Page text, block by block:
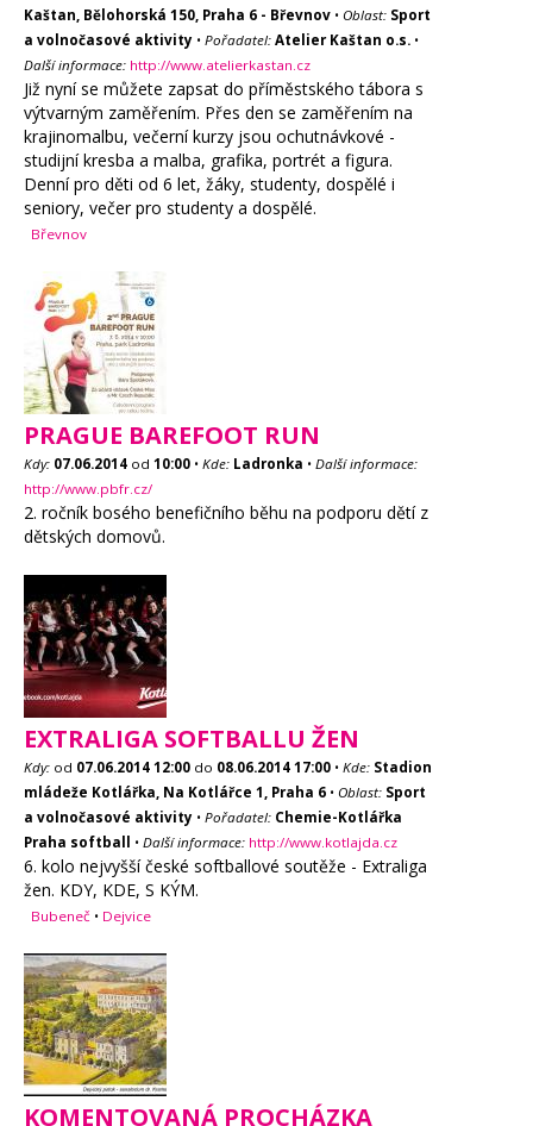
Kaštan, Bělohorská 150, Praha 6 - Břevnov • Oblast: Sport
a volnočasové aktivity • Pořadatel: Atelier Kaštan o.s. •
Další informace: http://www.atelierkastan.cz
Již nyní se můžete zapsat do příměstského tábora s
výtvarným zaměřením. Přes den se zaměřením na
krajinomalbu, večerní kurzy jsou ochutnávkové -
studijní kresba a malba, grafika, portrét a figura.
Denní pro děti od 6 let, žáky, studenty, dospělé i
seniory, večer pro studenty a dospělé.
Břevnov
PRAGUE BAREFOOT RUN
Kdy: 07.06.2014 od 10:00 • Kde: Ladronka • Další informace:
http://www.pbfr.cz/
2. ročník bosého benefičního běhu na podporu dětí z
dětských domovů.
EXTRALIGA SOFTBALLU ŽEN
Kdy: od 07.06.2014 12:00 do 08.06.2014 17:00 • Kde: Stadion
mládeže Kotlářka, Na Kotlářce 1, Praha 6 • Oblast: Sport
a volnočasové aktivity • Pořadatel: Chemie-Kotlářka
Praha softball
• Další informace: http://www.kotlajda.cz
6. kolo nejvyšší české softballové soutěže - Extraliga
žen. KDY, KDE, S KÝM.
Bubeneč • Dejvice
KOMENTOVANÁ PROCHÁZKA